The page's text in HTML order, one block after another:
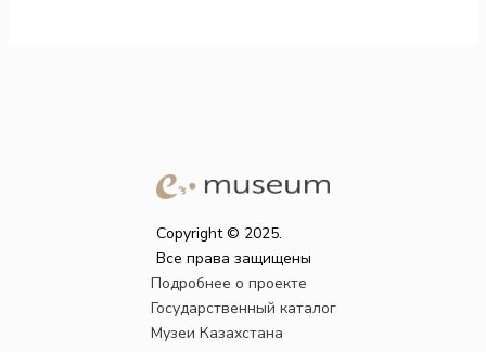
Copyright © 2025.
Все права защищены
Подробнее о проекте
Государственный каталог
Музеи Казахстана